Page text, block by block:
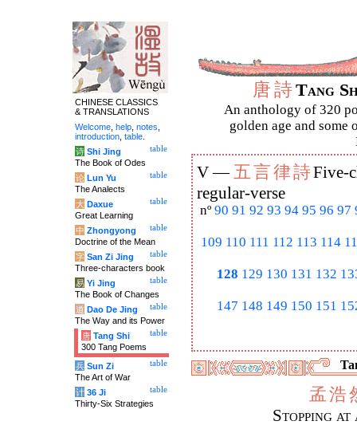
唐詩Tang
An anthology of 320
golden age and some
V —五言律詩Five-
regular-verse
nº 90 91 92 93 94 95 96 97
109 110 111 112 113 114
128 129 130 131 132
147 148 149 150 151
孟浩
Stopping at
CHINESE CLASSICS
& TRANSLATIONS
Welcome help notes
introduction table
table
诗 Shi Jing
The Book of Odes
table
论 Lun Yu
The Analects
table
大 Daxue
Great Learning
table
中 Zhongyong
Doctrine of the Mean
table
字 San Zi Jing
Three-characters book
table
易 Yi Jing
The Book of Changes
table
道 Dao De Jing
The Way and its Power
table
唐 Tang Shi
300 Tang Poems
table
兵 Sun Zi
The Art of War
table
计 36 Ji
Thirty-Six Strategies